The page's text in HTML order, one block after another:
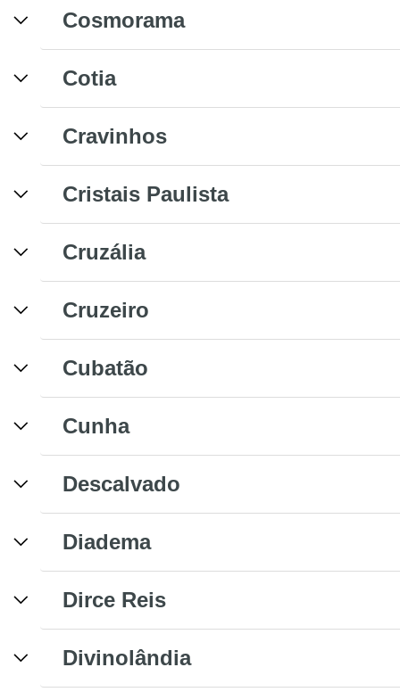
Cosmorama
Cotia
Cravinhos
Cristais Paulista
Cruzália
Cruzeiro
Cubatão
Cunha
Descalvado
Diadema
Dirce Reis
Divinolândia